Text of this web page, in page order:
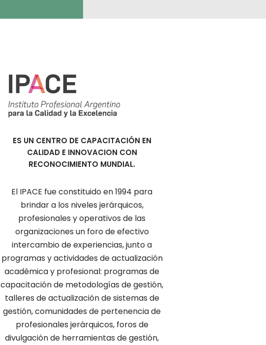
ES UN CENTRO DE CAPACITACIÓN EN
CALIDAD E INNOVACION CON
RECONOCIMIENTO MUNDIAL.
El IPACE fue constituido en 1994 para
brindar a los niveles jerárquicos,
profesionales y operativos de las
organizaciones un foro de efectivo
intercambio de experiencias, junto a
programas y actividades de actualización
académica y profesional: programas de
capacitación de metodologías de gestión,
talleres de actualización de sistemas de
gestión, comunidades de pertenencia de
profesionales jerárquicos, foros de
divulgación de herramientas de gestión,